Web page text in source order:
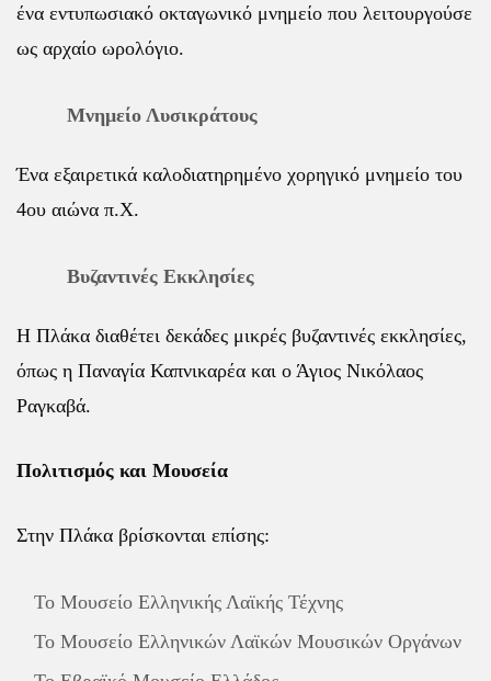
ένα εντυπωσιακό οκταγωνικό μνημείο που λειτουργούσε
ως αρχαίο ωρολόγιο.
Μνημείο Λυσικράτους
Ένα εξαιρετικά καλοδιατηρημένο χορηγικό μνημείο του
4ου αιώνα π.Χ.
Βυζαντινές Εκκλησίες
Η Πλάκα διαθέτει δεκάδες μικρές βυζαντινές εκκλησίες,
όπως η Παναγία Καπνικαρέα και ο Άγιος Νικόλαος
Ραγκαβά.
Πολιτισμός και Μουσεία
Στην Πλάκα βρίσκονται επίσης:
Το Μουσείο Ελληνικής Λαϊκής Τέχνης
Το Μουσείο Ελληνικών Λαϊκών Μουσικών Οργάνων